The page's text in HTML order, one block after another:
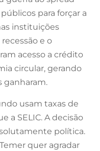
para forçar a
instituições
e o
acesso a crédito
circular, gerando
ganharam.
usam taxas de
a SELIC. A decisão
política.
quer agradar